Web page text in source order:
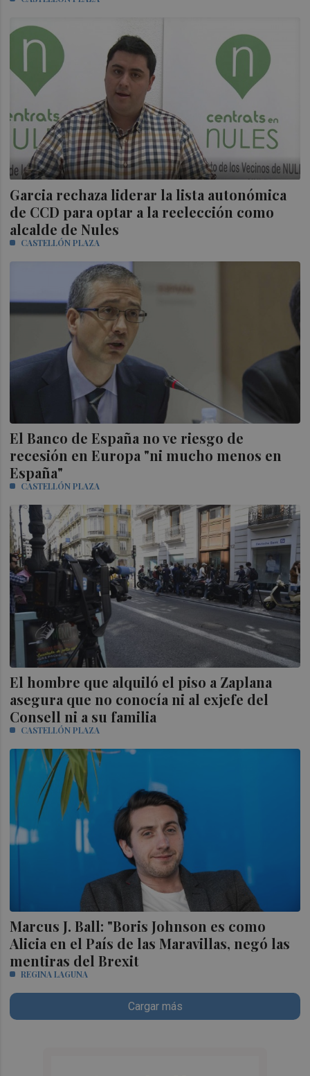
Garcia rechaza liderar la lista autonómica
de CCD para optar a la reelección como
alcalde de Nules
CASTELLÓN PLAZA
El Banco de España no ve riesgo de
recesión en Europa "ni mucho menos en
España"
CASTELLÓN PLAZA
El hombre que alquiló el piso a Zaplana
asegura que no conocía ni al exjefe del
Consell ni a su familia
CASTELLÓN PLAZA
Marcus J. Ball: "Boris Johnson es como
Alicia en el País de las Maravillas, negó las
mentiras del Brexit
REGINA LAGUNA
Cargar más